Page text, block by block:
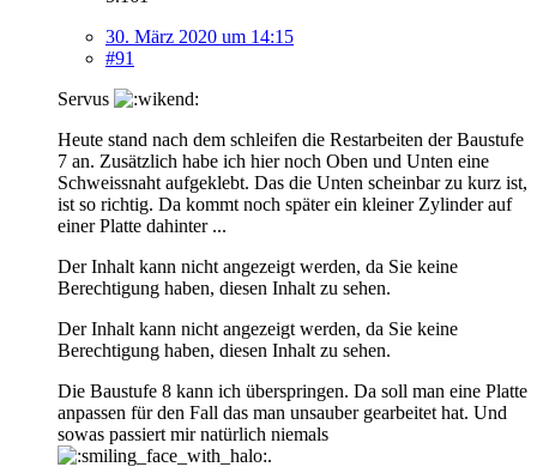
30. März 2020 um 14:15
#91
Servus
Heute stand nach dem schleifen die Restarbeiten der Baustufe
7 an. Zusätzlich habe ich hier noch Oben und Unten eine
Schweissnaht aufgeklebt. Das die Unten scheinbar zu kurz ist,
ist so richtig. Da kommt noch später ein kleiner Zylinder auf
einer Platte dahinter ...
Der Inhalt kann nicht angezeigt werden, da Sie keine
Berechtigung haben, diesen Inhalt zu sehen.
Der Inhalt kann nicht angezeigt werden, da Sie keine
Berechtigung haben, diesen Inhalt zu sehen.
Die Baustufe 8 kann ich überspringen. Da soll man eine Platte
anpassen für den Fall das man unsauber gearbeitet hat. Und
sowas passiert mir natürlich niemals
.